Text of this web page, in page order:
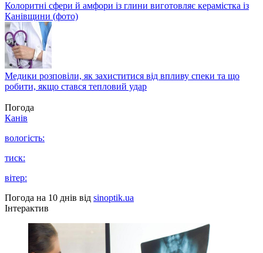
Колоритні сфери й амфори із глини виготовляє керамістка із
Канівщини (фото)
Медики розповіли, як захиститися від впливу спеки та що
робити, якщо стався тепловий удар
Погода
Канів
вологість:
тиск:
вітер:
Погода на 10 днів від sinoptik.ua
Інтерактив